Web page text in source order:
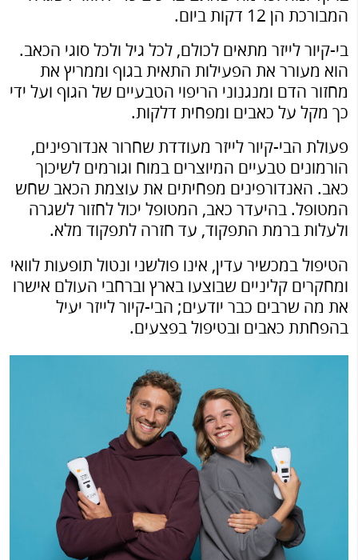
המבורכת הן 12 דקות ביום.
בי-קיור לייזר מתאים לכולם, לכל גיל ולכל סוגי הכאב.
הוא מעורר את הפעילות התאית בגוף וממריץ את
מחזור הדם ומנגנוני הריפוי הטבעיים של הגוף ועל ידי
כך מקל על כאבים ומפחית דלקות.
פעולת הבי-קיור לייזר מעודדת שחרור אנדורפינים,
הורמונים טבעיים המיוצרים במוח וגורמים לשיכוך
כאב. האנדורפינים מפחיתים את עוצמת הכאב שחש
המטופל. בהיעדר כאב, המטופל יכול לחזור לשגרה
ולעלות ברמת התפקוד, עד חזרה לתפקוד מלא.
הטיפול במכשיר עדין, אינו פולשני ונטול תופעות לוואי
ומחקרים קליניים שבוצעו בארץ וברחבי העולם אישרו
את מה שרבים כבר יודעים; הבי-קיור לייזר יעיל
בהפחתת כאבים ובטיפול בפצעים.